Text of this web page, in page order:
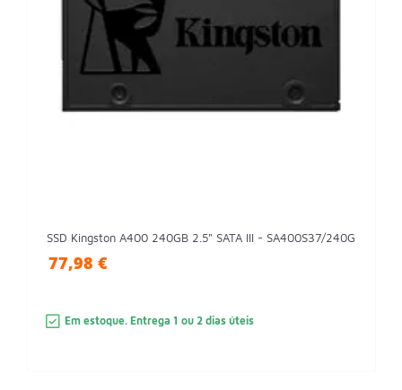
SSD Kingston A400 240GB 2.5" SATA III - SA400S37/240G
77,98 €
Em estoque. Entrega 1 ou 2 dias úteis